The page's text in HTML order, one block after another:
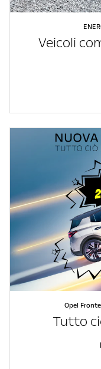
Veicoli
Opel
Tutto